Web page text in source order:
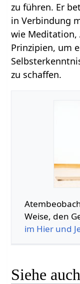
zu führen. Er
in Verbindung
wie Meditation,
Prinzipien, um
zu schaffen.
Weise, den
im Hier und
Siehe auch